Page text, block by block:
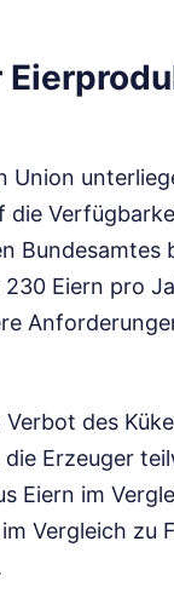
Union
die
Bundesamtes
Eiern pro
des
Erzeuger
Eiern im
Vergleich zu